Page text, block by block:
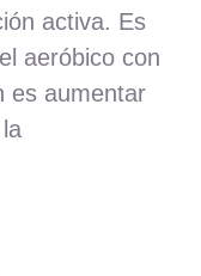
activa. Es
aeróbico con
es aumentar